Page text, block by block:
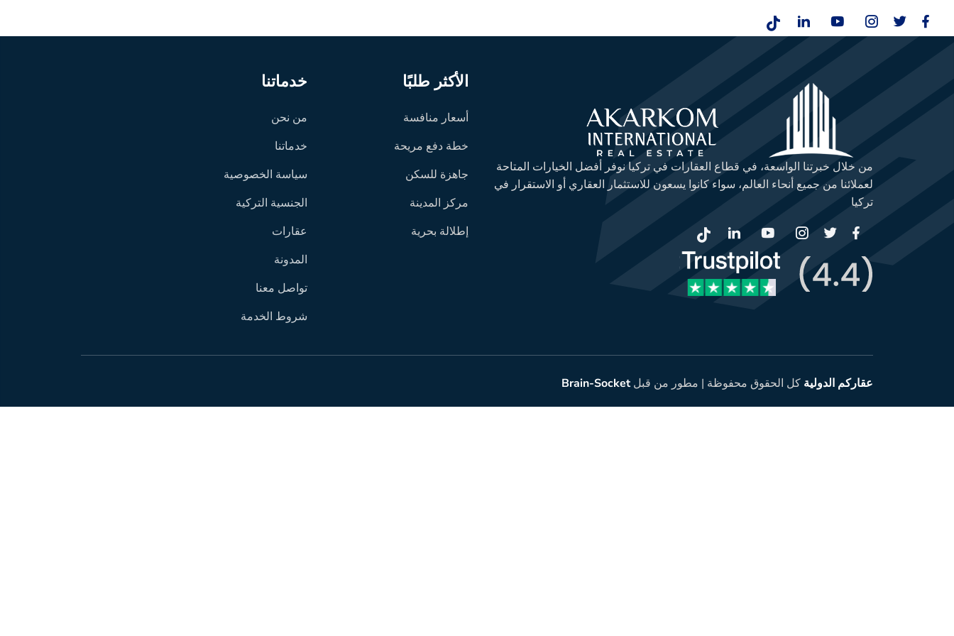
من خلال خبرتنا الواسعة، في قطاع العقارات في تركيا نوفر أفضل الخيارات المتاحة
لعملائنا من جميع أنحاء العالم، سواء كانوا يسعون للاستثمار العقاري أو الاستقرار في
تركيا
الأكثر طلبًا
أسعار منافسة
خطة دفع مريحة
جاهزة للسكن
مركز المدينة
إطلالة بحرية
خدماتنا
من نحن
خدماتنا
سياسة الخصوصية
الجنسية التركية
عقارات
المدونة
تواصل معنا
شروط الخدمة
عقاركم الدولية كل الحقوق محفوظة | مطور من قبلBrain-Socket